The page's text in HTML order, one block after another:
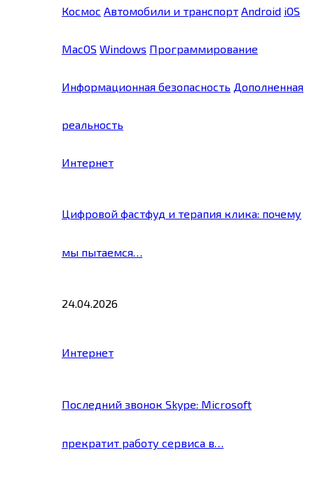
Космос Автомобили и транспорт Android iOS
MacOS Windows Программирование
Информационная безопасность Дополненная
реальность
Интернет
Цифровой фастфуд и терапия клика: почему
мы пытаемся…
24.04.2026
Интернет
Последний звонок Skype: Microsoft
прекратит работу сервиса в…